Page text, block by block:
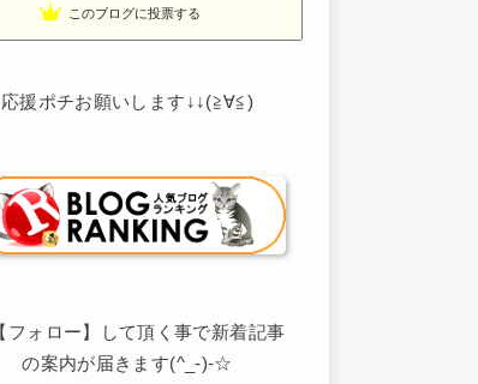
このブログに投票する
応援ポチお願いします↓↓(≧∀≦)
フォロー】して頂く事で新着記事
の案内が届きます(^_-)-☆